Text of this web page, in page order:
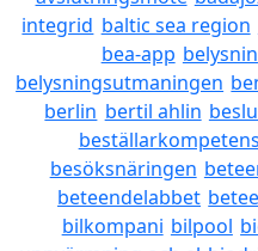
integrid baltic sea region
bea-app
belysningsutmaningen
berlin bertil ahlin
beställarkompetens
besöksnäringen
beteendelabbet
bilkompani bilpool